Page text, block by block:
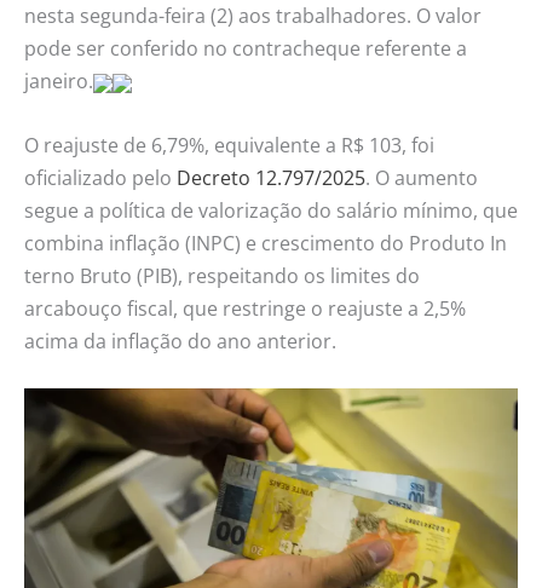
nesta segunda-feira (2) aos trabalhadores. O valor
pode ser conferido no contracheque referente a
janeiro.
O reajuste de 6,79%, equivalente a R$ 103, foi
oficializado pelo Decreto 12.797/2025. O aumento
segue a política de valorização do salário mínimo, que
combina inflação (INPC) e crescimento do Produto In
terno Bruto (PIB), respeitando os limites do
arcabouço fiscal, que restringe o reajuste a 2,5%
acima da inflação do ano anterior.